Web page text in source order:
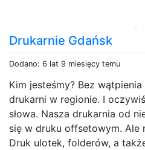
Drukarnie Gdańsk
Dodano: 6 lat 9 miesięcy temu
Kim jesteśmy? Bez
drukarni w regionie. I
słowa. Nasza drukarnia od
się w druku offsetowym. Ale
Druk ulotek, folderów, a